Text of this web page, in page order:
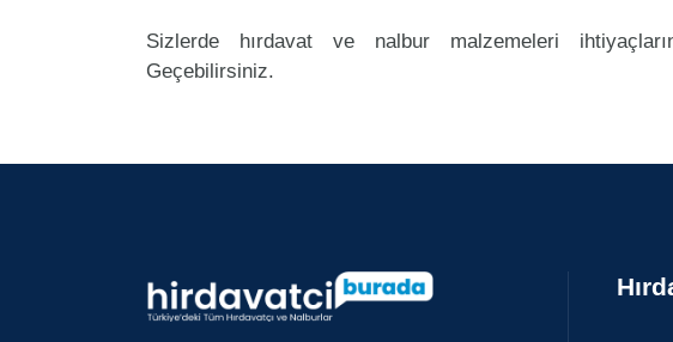
Sizlerde hırdavat ve nalbur malzemeleri
Geçebilirsiniz.